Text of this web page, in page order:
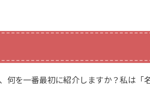
何を一番最初に紹介しますか？私は「